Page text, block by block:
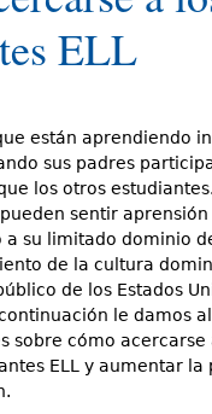
ELL
están aprendiendo
sus padres
los otros
sentir
su limitado dominio
de la cultura
de los Estados
le damos
sobre cómo acercarse
ELL y aumentar la